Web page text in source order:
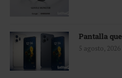
Pantalla
5 agosto, 2026